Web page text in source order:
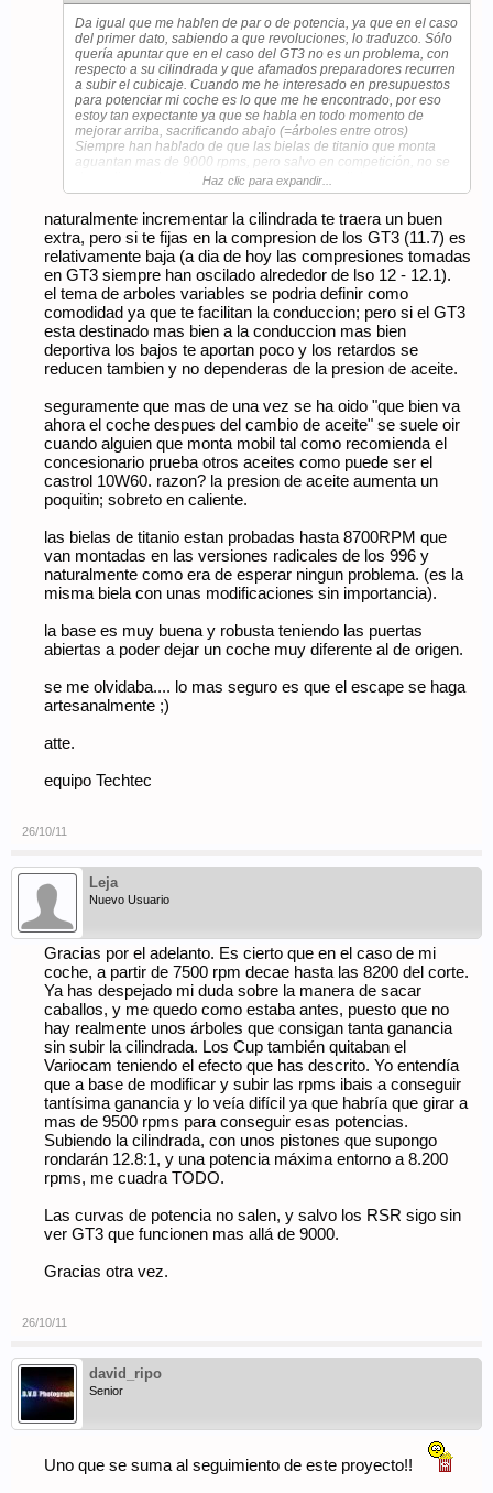
Da igual que me hablen de par o de potencia, ya que en el caso
del primer dato, sabiendo a que revoluciones, lo traduzco. Sólo
quería apuntar que en el caso del GT3 no es un problema, con
respecto a su cilindrada y que afamados preparadores recurren
a subir el cubicaje. Cuando me he interesado en presupuestos
para potenciar mi coche es lo que me he encontrado, por eso
estoy tan expectante ya que se habla en todo momento de
mejorar arriba, sacrificando abajo (=árboles entre otros)
Siempre han hablado de que las bielas de titanio que monta
aguantan mas de 9000 rpms, pero salvo en competición, no se
de nadie que lo trabaje para calle. Como he dicho antes,
implica mucho conocimiento en el motor, y no tener que ir a
Sigo teniendo las palomitas y la cocacola.
Haz clic para expandir...
naturalmente incrementar la cilindrada te traera un buen
extra, pero si te fijas en la compresion de los GT3 (11.7) es
relativamente baja (a dia de hoy las compresiones tomadas
en GT3 siempre han oscilado alrededor de lso 12 - 12.1).
el tema de arboles variables se podria definir como
comodidad ya que te facilitan la conduccion; pero si el GT3
esta destinado mas bien a la conduccion mas bien
deportiva los bajos te aportan poco y los retardos se
reducen tambien y no dependeras de la presion de aceite.
seguramente que mas de una vez se ha oido "que bien va
ahora el coche despues del cambio de aceite" se suele oir
cuando alguien que monta mobil tal como recomienda el
concesionario prueba otros aceites como puede ser el
castrol 10W60. razon? la presion de aceite aumenta un
poquitin; sobreto en caliente.
las bielas de titanio estan probadas hasta 8700RPM que
van montadas en las versiones radicales de los 996 y
naturalmente como era de esperar ningun problema. (es la
misma biela con unas modificaciones sin importancia).
la base es muy buena y robusta teniendo las puertas
abiertas a poder dejar un coche muy diferente al de origen.
se me olvidaba.... lo mas seguro es que el escape se haga
artesanalmente ;)
atte.
equipo Techtec
26/10/11
Leja
Nuevo Usuario
Gracias por el adelanto. Es cierto que en el caso de mi
coche, a partir de 7500 rpm decae hasta las 8200 del corte.
Ya has despejado mi duda sobre la manera de sacar
caballos, y me quedo como estaba antes, puesto que no
hay realmente unos árboles que consigan tanta ganancia
sin subir la cilindrada. Los Cup también quitaban el
Variocam teniendo el efecto que has descrito. Yo entendía
que a base de modificar y subir las rpms ibais a conseguir
tantísima ganancia y lo veía difícil ya que habría que girar a
mas de 9500 rpms para conseguir esas potencias.
Subiendo la cilindrada, con unos pistones que supongo
rondarán 12.8:1, y una potencia máxima entorno a 8.200
rpms, me cuadra TODO.
Las curvas de potencia no salen, y salvo los RSR sigo sin
ver GT3 que funcionen mas allá de 9000.
Gracias otra vez.
26/10/11
david_ripo
Senior
Uno que se suma al seguimiento de este proyecto!!